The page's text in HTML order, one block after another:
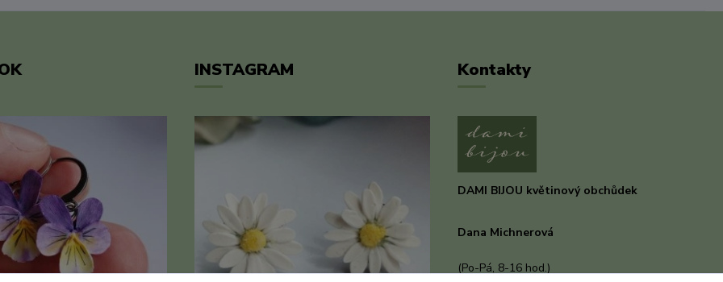
INSTAGRAM Kontakty
DAMI BIJOU květinový obchůdek
Dana Michnerová
(Po-Pá, 8-16 hod.)